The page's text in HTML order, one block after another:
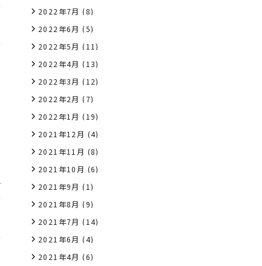
2022年7月 (8)
2022年6月 (5)
2022年5月 (11)
2022年4月 (13)
2022年3月 (12)
2022年2月 (7)
2022年1月 (19)
2021年12月 (4)
2021年11月 (8)
2021年10月 (6)
2021年9月 (1)
2021年8月 (9)
2021年7月 (14)
2021年6月 (4)
2021年4月 (6)